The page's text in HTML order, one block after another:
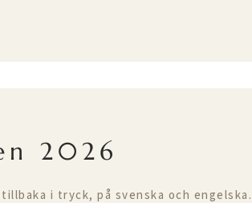
2026
i tryck, på svenska och